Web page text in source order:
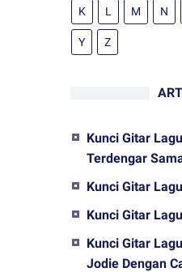
K L M N
Y Z
Kunci Gitar
Terdengar
Kunci Gitar
Kunci Gitar
Kunci Gitar
Jodie Dengan